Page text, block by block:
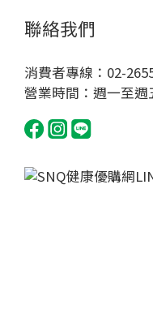
聯絡我們
消費者專線：02-
營業時間：週一至週